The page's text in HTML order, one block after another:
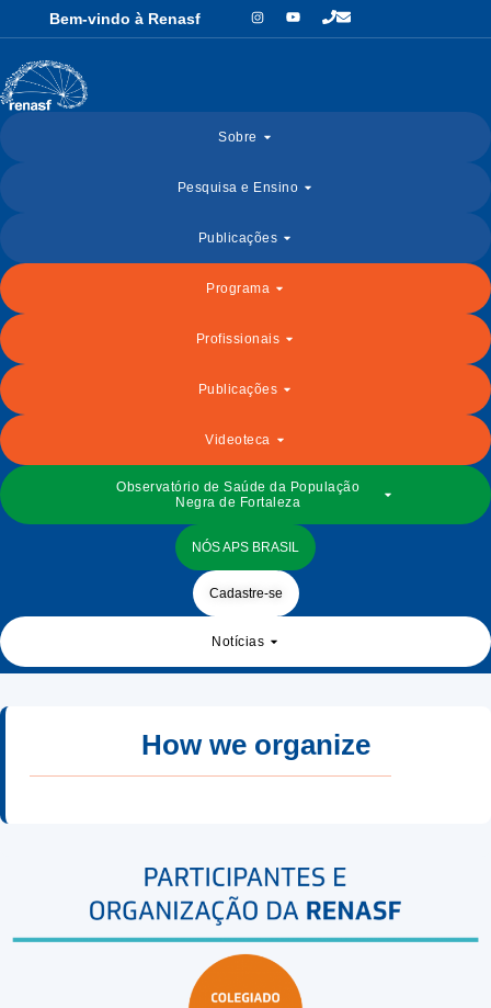
Bem-vindo à Renasf
Sobre
Pesquisa e Ensino
Publicações
Programa
Profissionais
Publicações
Videoteca
Observatório de Saúde da População
Negra de Fortaleza
NÓS APS BRASIL
Cadastre-se
Notícias
How we organize